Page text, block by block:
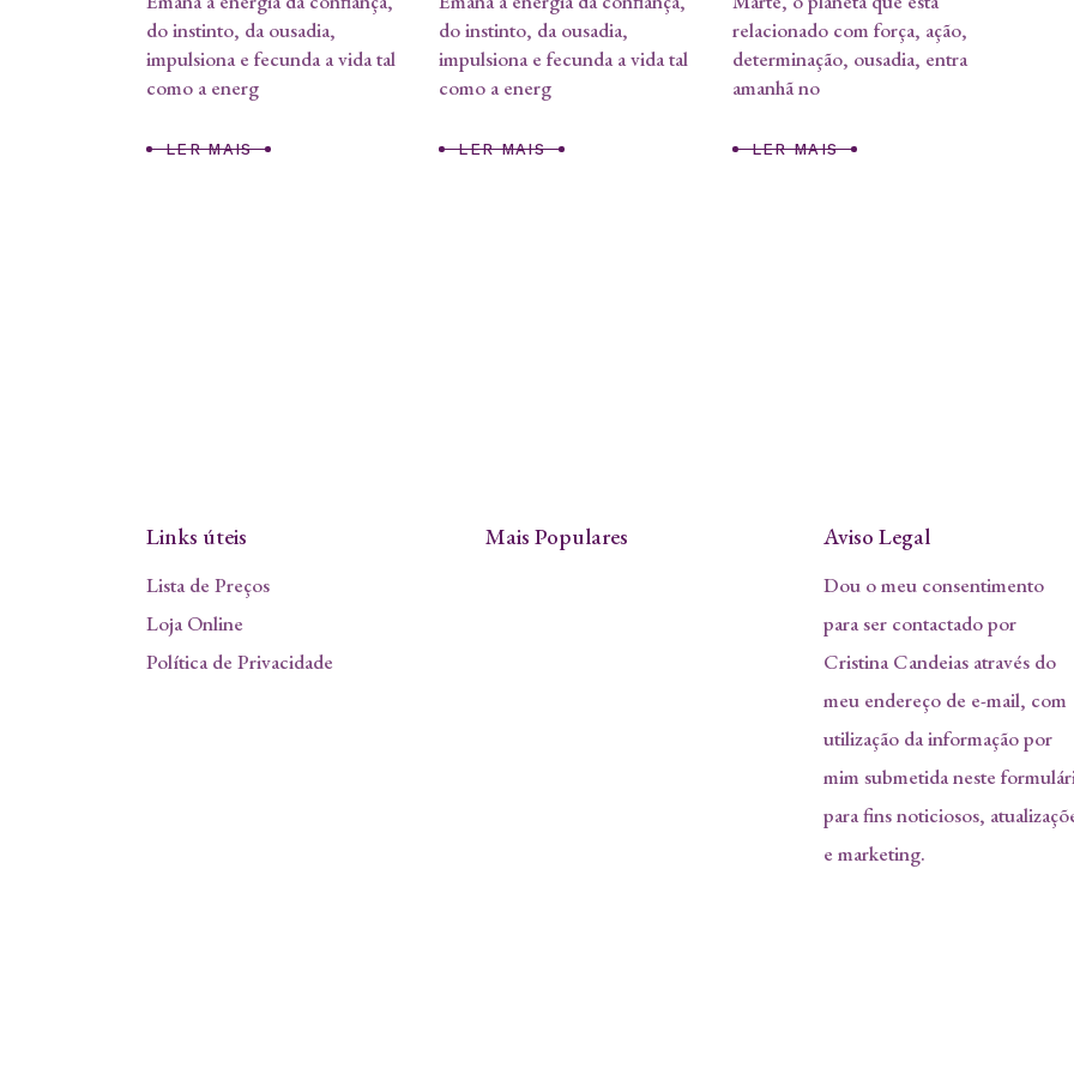
do instinto, da ousadia,
impulsiona e fecunda a vida tal
como a energ
LER MAIS
do instinto, da ousadia,
impulsiona e fecunda a vida tal
como a energ
LER MAIS
relacionado com força, ação,
determinação, ousadia, entra
amanhã no
LER MAIS
Links úteis
Lista de Preços
Loja Online
Política de Privacidade
Mais Populares Aviso Legal
Dou o meu consentimento
para ser contactado por
Cristina Candeias através do
meu endereço de e-mail, com
utilização da informação por
mim submetida neste
para fins noticiosos,
e marketing.